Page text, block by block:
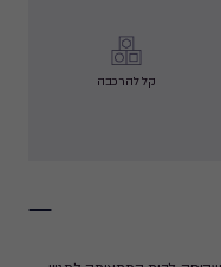
קל להרכבה